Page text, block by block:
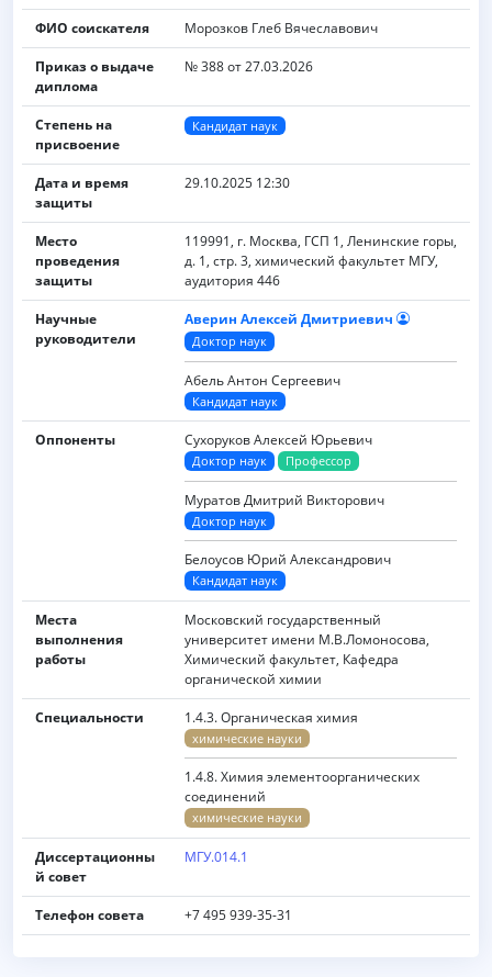
ФИО соискателя Морозков Глеб Вячеславович
Приказ о выдаче
диплома
№ 388 от 27.03.2026
Степень на
присвоение
Кандидат наук
Дата и время
защиты
29.10.2025 12:30
Место
проведения
защиты
119991, г. Москва, ГСП 1, Ленинские горы,
д. 1, стр. 3, химический факультет МГУ,
аудитория 446
Научные
руководители
Аверин Алексей Дмитриевич
Доктор наук
Абель Антон Сергеевич
Кандидат наук
Оппоненты Сухоруков Алексей Юрьевич
Доктор наук Профессор
Муратов Дмитрий Викторович
Доктор наук
Белоусов Юрий Александрович
Кандидат наук
Места
выполнения
работы
Московский государственный
университет имени M.B.Ломоносова,
Химический факультет, Кафедра
органической химии
Специальности 1.4.3. Органическая химия
химические науки
1.4.8. Химия элементоорганических
соединений
химические науки
Диссертационны
й совет
МГУ.014.1
Телефон совета +7 495 939-35-31